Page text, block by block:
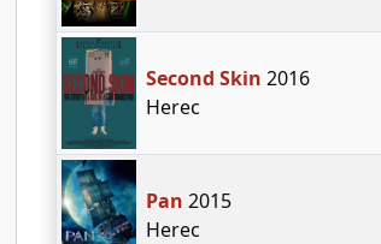
Second Skin 2016
Herec
Pan 2015
Herec